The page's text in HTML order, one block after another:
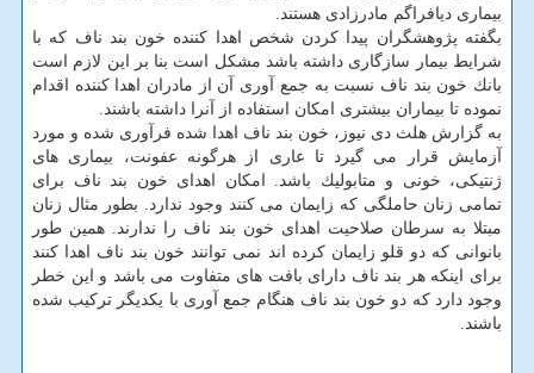
بیماری دیافراگم مادرزادی هستند.
بگفته پژوهشگران پیدا كردن شخص اهدا كننده خون بند ناف كه با
شرایط بیمار سازگاری داشته باشد مشكل است بنا بر این لازم است
بانك خون بند ناف نسبت به جمع آوری آن از مادران اهدا كننده اقدام
نموده تا بیماران بیشتری امكان استفاده از آنرا داشته باشند.
به گزارش هلث دی نیوز، خون بند ناف اهدا شده فرآوری شده و مورد
آزمایش قرار می گیرد تا عاری از هرگونه عفونت، بیماری های
ژنتیكی، خونی و متابولیك باشد. امكان اهدای خون بند ناف برای
تمامی زنان حاملگی كه زایمان می كنند وجود ندارد. بطور مثال زنان
مبتلا به سرطان صلاحیت اهدای خون بند ناف را ندارند. همین طور
بانوانی كه دو قلو زایمان كرده اند نمی توانند خون بند ناف اهدا كنند
برای اینكه هر بند ناف دارای بافت های متفاوت می باشد و این خطر
وجود دارد كه دو خون بند ناف هنگام جمع آوری با یكدیگر تركیب شده
باشند.